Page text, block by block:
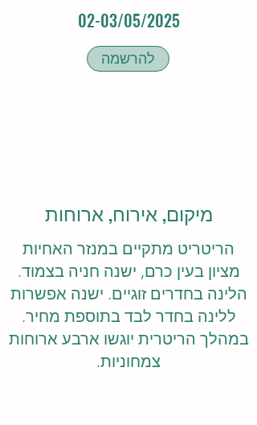
02-03/05/2025
להרשמה
מיקום, אירוח, ארוחות
הריטריט מתקיים במנזר האחיות
מציון בעין כרם, ישנה חניה בצמוד.
הלינה בחדרים זוגיים. ישנה אפשרות
ללינה בחדר לבד בתוספת מחיר.
במהלך הריטרית יוגשו ארבע ארוחות
צמחוניות.